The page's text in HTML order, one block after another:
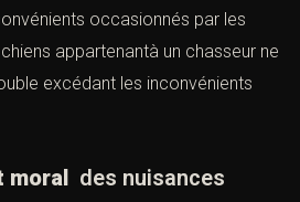
occasionnés par les
appartenantà un chasseur ne
excédant les inconvénients
moral des nuisances